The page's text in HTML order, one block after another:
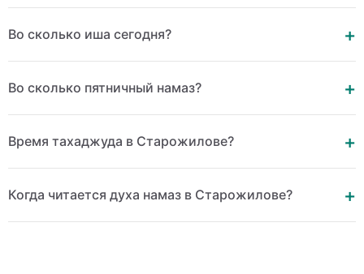
Во сколько иша сегодня?
Во сколько пятничный намаз?
Время тахаджуда в Старожилове?
Когда читается духа намаз в Старожилове?